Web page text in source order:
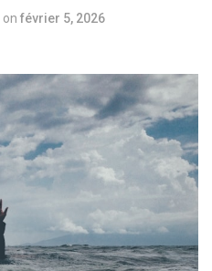
on février 5, 2026